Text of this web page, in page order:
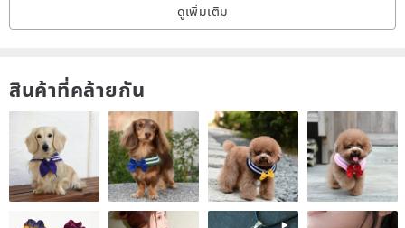
• Hong Kong Jadeite Identification Certificate can be provided upon
• We have a large inventory not all pieces are photographed.
Please share your budget or preferences, and we will help you find
your ideal piece.
• In-person viewings are welcome by appointment only at our
studio.
ดูเพิ่มเติม
สินค้าที่คล้ายกัน